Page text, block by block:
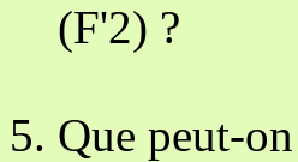
(F'2) ?
Que peut-